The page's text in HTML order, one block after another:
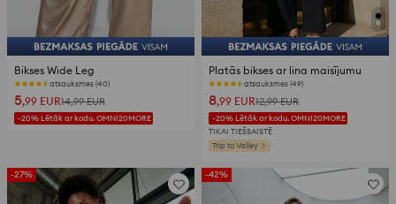
Bikses Wide Leg
atsauksmes (40)
5,99 EUR14,99 EUR
-20% Lētāk ar kodu. OMNI20MORE
Platās bikses ar lina maisījumu
atsauksmes (49)
8,99 EUR12,99 EUR
-20% Lētāk ar kodu. OMNI20MORE
TIKAI TIEŠSAISTĒ
Trip to Valley
-27% -42%